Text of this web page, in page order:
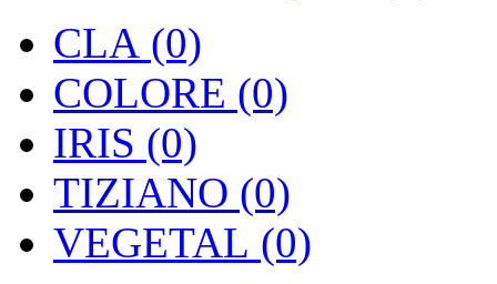
CLA (0)
COLORE (0)
IRIS (0)
TIZIANO (0)
VEGETAL (0)